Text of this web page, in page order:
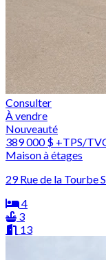
Consulter
À vendre
Nouveauté
389 000 $ +TPS/
Maison à étages
29 Rue de la Tourbe
4
3
13